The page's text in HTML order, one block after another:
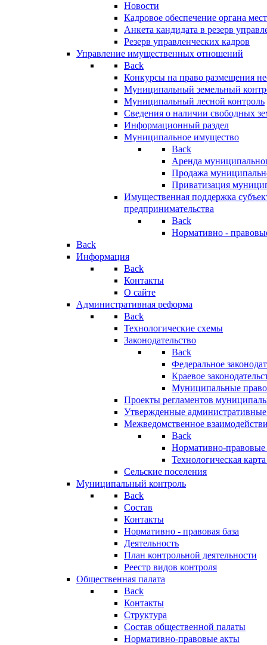
Новости
Кадровое обеспечение органа
Анкета кандидата в резерв
Резерв управленческих кадров
Управление имущественных отношений
Back
Конкурсы на право размещения
Муниципальный земельный
Муниципальный лесной контроль
Сведения о наличии свободных
Информационный раздел
Муниципальное имущество
Back
Аренда
Продажа
Приватизация
Имущественная поддержка
предпринимательства
Back
Нормативно -
Back
Информация
Back
Контакты
О сайте
Административная реформа
Back
Технологические схемы
Законодательство
Back
Федеральное
Краевое
Муниципальные
Проекты регламентов
Утвержденные
Межведомственное
Back
Нормативно-правовые
Технологическая
Сельские поселения
Муниципальный контроль
Back
Состав
Контакты
Нормативно - правовая база
Деятельность
План контрольной деятельности
Реестр видов контроля
Общественная палата
Back
Контакты
Структура
Состав общественной палаты
Нормативно-правовые акты